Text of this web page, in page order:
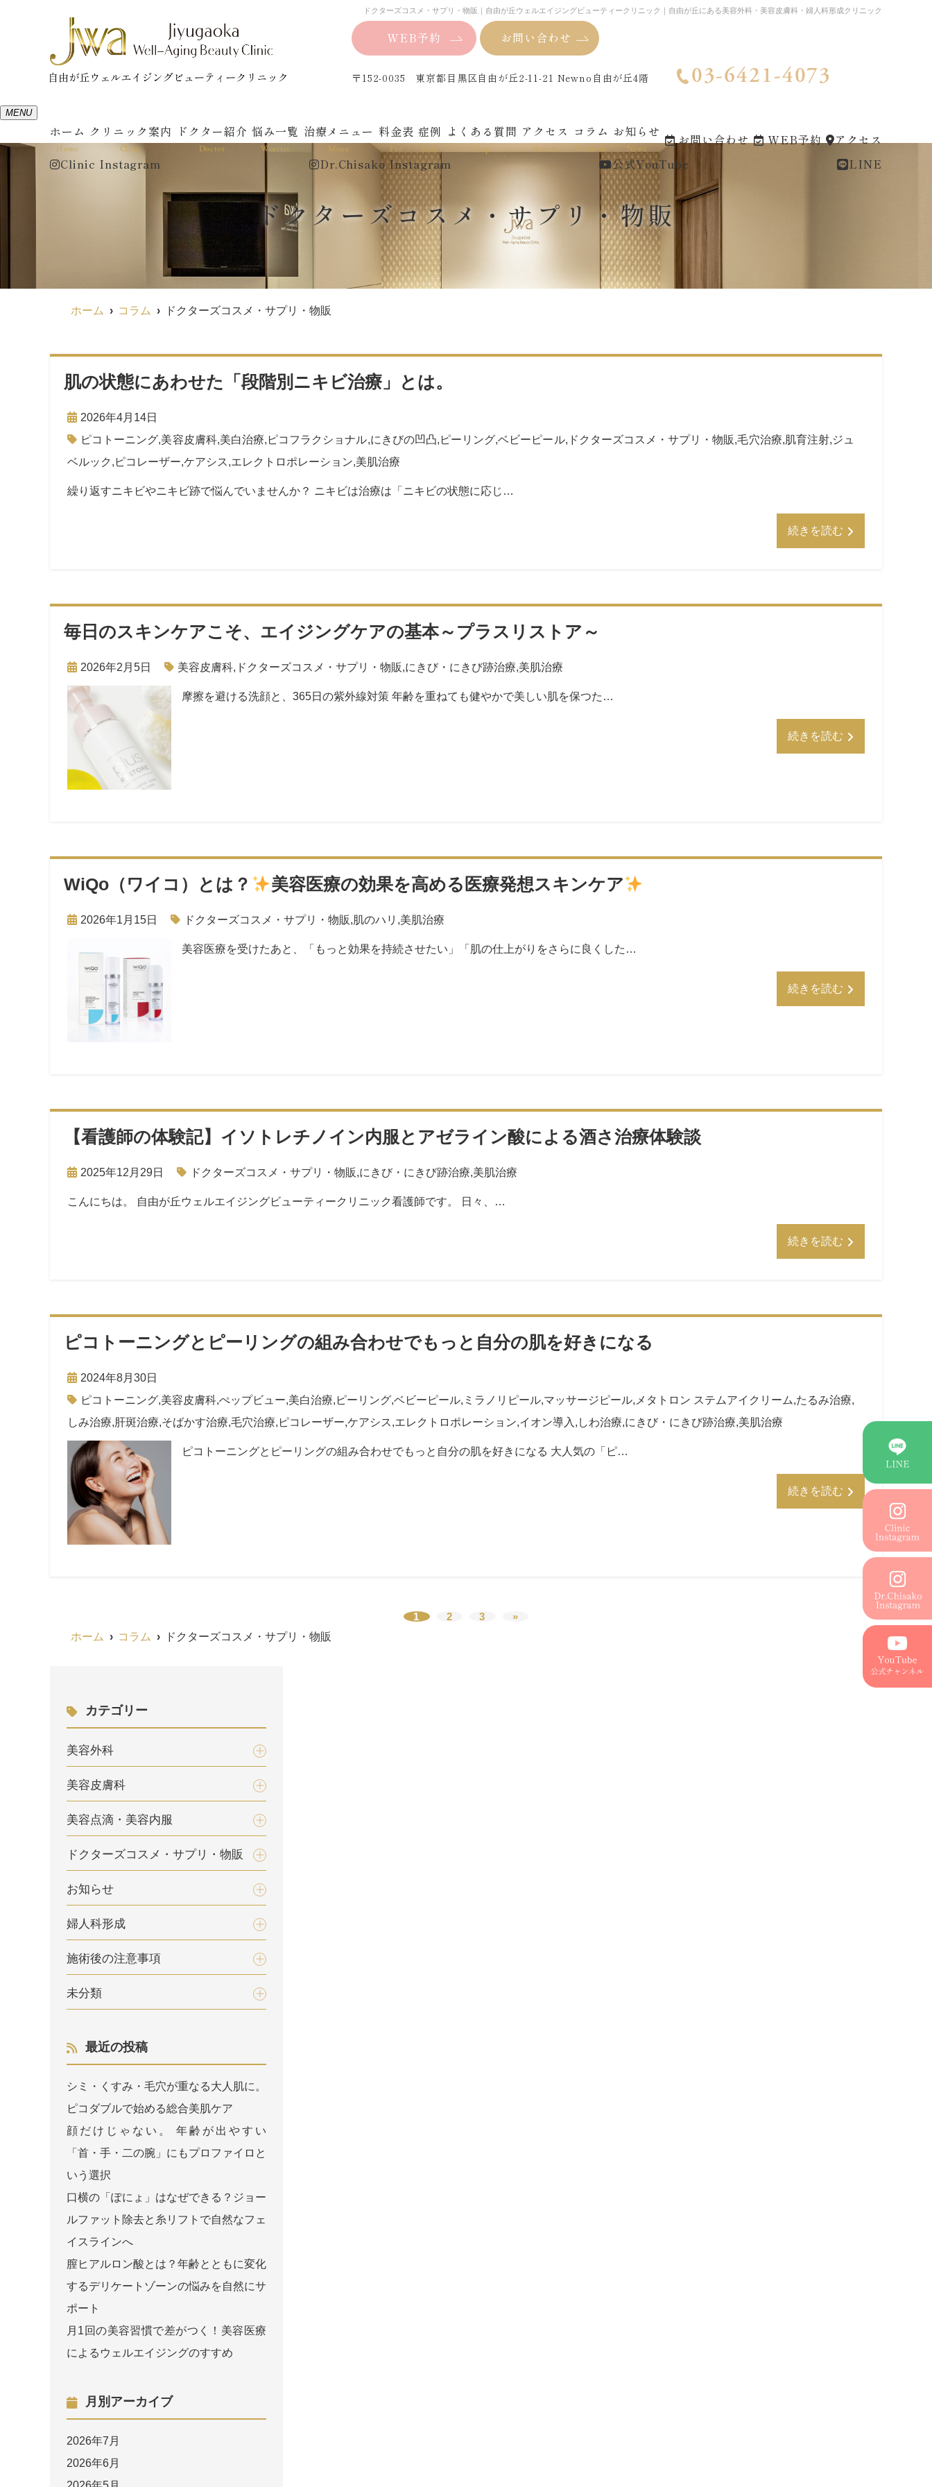
ドクターズコスメ・サプリ・物販｜自由が丘ウェルエイジングビューティークリニック｜自由が丘にある美容外科・美容皮膚科・婦人科形成クリニック
WEB予約 お問い合わせ
〒152-0035 東京都目黒区自由が丘2-11-21 Newno自由が丘4階 03-6421-4073
MENU
ホーム
Home
クリニック案内
Clinic
ドクター紹介
Doctor
悩み一覧
Worries
治療メニュー
Menu
料金表
Fee
症例
case
よくある質問
Faq
アクセス
Access
コラム
Column
お知らせ
News
お問い合わせ WEB予約 アクセス
Clinic Instagram Dr.Chisako Instagram 公式YouTube LINE
ドクターズコスメ・サプリ・物販
ホーム コラム ドクターズコスメ・サプリ・物販
肌の状態にあわせた「段階別ニキビ治療」とは。
2026年4月14日
ピコトーニング,美容皮膚科,美白治療, ピコフラクショナル,にきびの凹凸, ピーリング,ベビーピール, ドクターズコスメ・サプリ・物販,毛穴治療, 肌育注射,ジュ
ベルック , ピコレーザー,ケアシス,エレクトロポレーション,美肌治療
繰り返すニキビやニキビ跡で悩んでいませんか？ ニキビは治療は「ニキビの状態に応じ…
続きを読む
毎日のスキンケアこそ、エイジングケアの基本～プラスリストア～
2026年2月5日 美容皮膚科, ドクターズコスメ・サプリ・物販,にきび・にきび跡治療,美肌治療
摩擦を避ける洗顔と、365日の紫外線対策 年齢を重ねても健やかで美しい肌を保つた…
続きを読む
WiQo（ワイコ）とは？ 美容医療の効果を高める医療発想スキンケア
2026年1月15日 ドクターズコスメ・サプリ・物販, 肌のハリ ,美肌治療
美容医療を受けたあと、「もっと効果を持続させたい」「肌の仕上がりをさらに良くした…
続きを読む
【看護師の体験記】イソトレチノイン内服とアゼライン酸による酒さ治療体験談
2025年12月29日 ドクターズコスメ・サプリ・物販,にきび・にきび跡治療,美肌治療
こんにちは。 自由が丘ウェルエイジングビューティークリニック看護師です。 日々、…
続きを読む
ピコトーニングとピーリングの組み合わせでもっと自分の肌を好きになる
2024年8月30日
ピコトーニング,美容皮膚科,ぺップビュー,美白治療, ピーリング,ベビーピール, ミラノリピール,マッサージピール, メタトロン ステムアイクリーム,たるみ治療,
しみ治療, 肝斑治療,そばかす治療,毛穴治療, ピコレーザー,ケアシス,エレクトロポレーション,イオン導入 , しわ治療,にきび・にきび跡治療,美肌治療
ピコトーニングとピーリングの組み合わせでもっと自分の肌を好きになる 大人気の「ピ…
続きを読む
1 2 3
»
ホーム
コラム ドクターズコスメ・サプリ・物販
カテゴリー
美容外科
美容皮膚科
美容点滴・美容内服
ドクターズコスメ・サプリ・物販
お知らせ
婦人科形成
施術後の注意事項
未分類
最近の投稿
シミ・くすみ・毛穴が重なる大人肌に。
ピコダブルで始める総合美肌ケア
顔だけじゃない。 年齢が出やすい
「首・手・二の腕」にもプロファイロと
いう選択
口横の「ぽにょ」はなぜできる？ジョー
ルファット除去と糸リフトで自然なフェ
イスラインへ
膣ヒアルロン酸とは？年齢とともに変化
するデリケートゾーンの悩みを自然にサ
ポート
月1回の美容習慣で差がつく！美容医療
によるウェルエイジングのすすめ
月別アーカイブ
2026年7月
2026年6月